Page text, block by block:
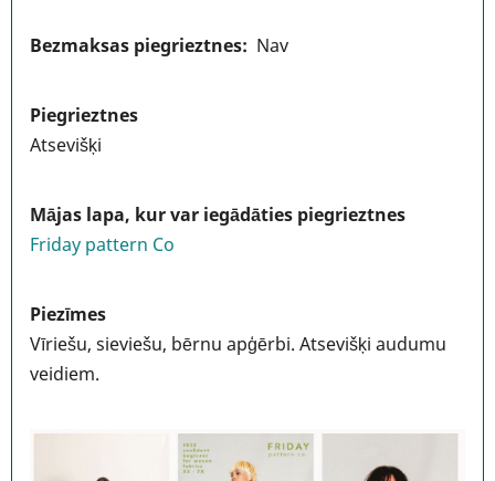
Bezmaksas piegrieztnes Nav
Piegrieztnes
Atsevišķi
Mājas lapa, kur var iegādāties piegrieztnes
Friday pattern Co
Piezīmes
Vīriešu, sieviešu, bērnu apģērbi. Atsevišķi audumu
veidiem.